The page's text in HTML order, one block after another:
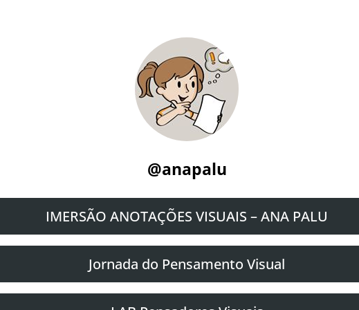
@anapalu
IMERSÃO ANOTAÇÕES VISUAIS – ANA PALU
Jornada do Pensamento Visual